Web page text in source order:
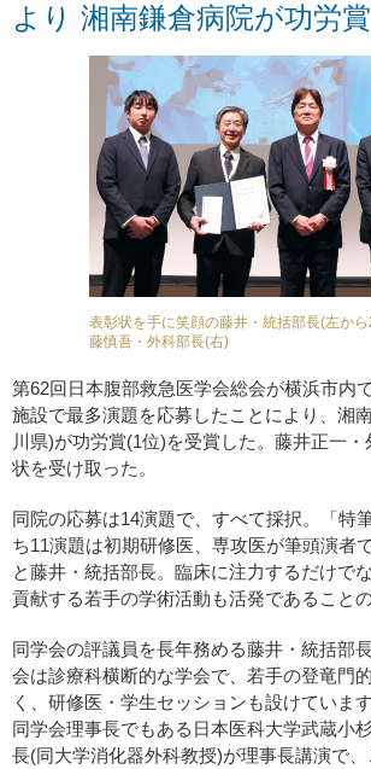
より 湘南鎌倉病院が功労賞
表彰状を手に笑顔の藤井・統括部長(左か
藤慎吾・外科部長(右)
第62回日本腹部救急医学会総会が横浜市内
施設で最多演題を応募したことにより、湘
川県)が功労賞(1位)を受賞した。藤井正一
状を受け取った。
同院の応募は14演題で、すべて採択。「特
ち11演題は初期研修医、専攻医が筆頭演者
と藤井・統括部長。臨床に注力するだけで
貢献する若手の学術活動も活発であること
同学会の評議員を長年務める藤井・統括部
会は診療科横断的な学会で、若手の登竜門
く、研修医・学生セッションも設けていま
同学会理事長でもある日本医科大学武蔵小
長(同大学消化器外科教授)が理事長講演で